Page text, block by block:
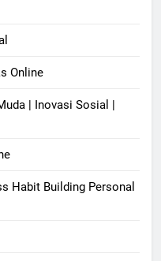
Online
| Inovasi Sosial |
Habit Building Personal